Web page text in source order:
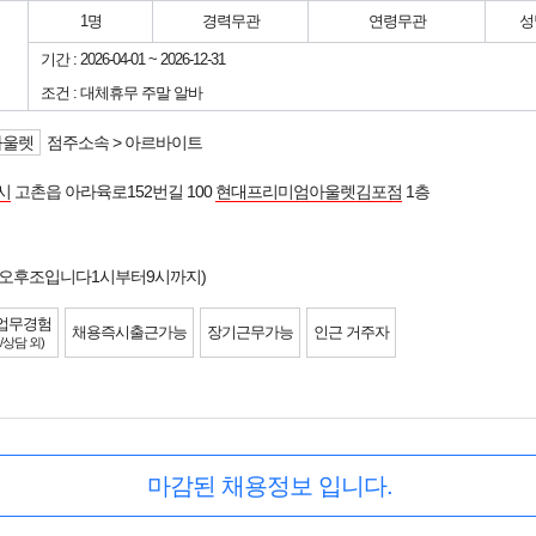
1명 경력무관 연령무관
기간 : 2026-04-01 ~ 2026-12-31
조건 : 대체휴무 주말 알바
렛 점주소속 > 아르바이트
고촌읍 아라육로152번길 100현대프리미엄아울렛김포점 1층
후조입니다1시부터9시까지)
무경험
상담 외)
채용즉시출근가능 장기근무가능 인근 거주자
마감된 채용정보 입니다.